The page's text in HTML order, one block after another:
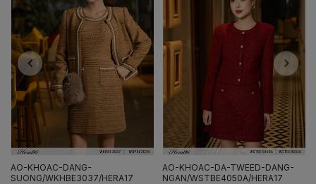
AO-KHOAC-DANG-
SUONG/WKHBE3037/HERA17
AO-KHOAC-DA-TWEED-DANG-
NGAN/WSTBE4050A/HERA17